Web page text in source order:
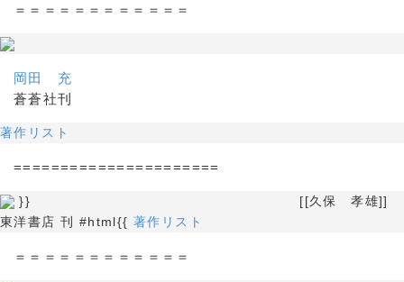
＝＝＝＝＝＝＝＝＝＝＝＝
岡田 充
蒼蒼社刊
著作リスト
======================
}} [[久保 孝雄]]
東洋書店 刊 #html{{ 著作リスト
＝＝＝＝＝＝＝＝＝＝＝＝